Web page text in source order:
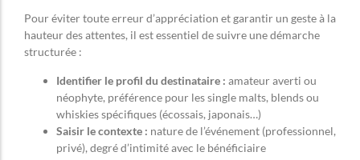
Pour éviter toute erreur d’appréciation et garantir un geste à la
hauteur des attentes, il est essentiel de suivre une démarche
structurée :
Identifier le profil du destinataire : amateur averti ou
néophyte, préférence pour les single malts, blends ou
whiskies spécifiques (écossais, japonais…)
Saisir le contexte : nature de l’événement (professionnel,
privé), degré d’intimité avec le bénéficiaire